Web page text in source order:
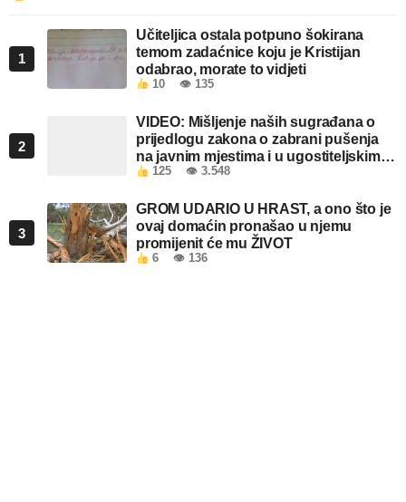
1
Učiteljica ostala potpuno šokirana
temom zadaćnice koju je Kristijan
odabrao, morate to vidjeti
10 👁 135
2
VIDEO: Mišljenje naših sugrađana o
prijedlogu zakona o zabrani pušenja
na javnim mjestima i u ugostiteljskim
objektima u FBiH
125 👁 3.548
3
GROM UDARIO U HRAST, a ono što je
ovaj domaćin pronašao u njemu
promijenit će mu ŽIVOT
6 👁 136